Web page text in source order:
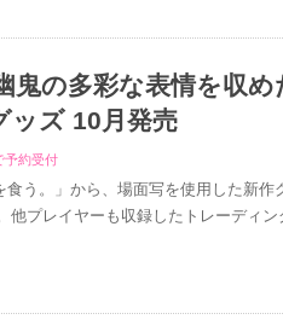
鬼の多彩な表情を収め
ッズ 10月発売
予約受付
食う。」から、場面写を使用した新作
他プレイヤーも収録したトレーディン